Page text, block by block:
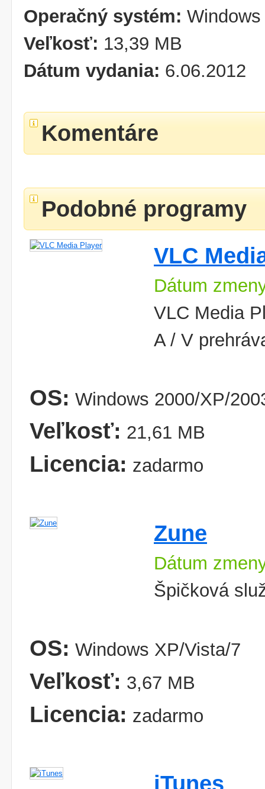
Operačný systém:
Veľkosť: 13,39 MB
Dátum vydania: 6.06.2012
Komentáre
Podobné programy
VLC
Dátum
VLC Media
A / V
OS: Windows 2000/XP/
Veľkosť: 21,61 MB
Licencia: zadarmo
Zune
Dátum
Špičková
OS: Windows XP/Vista/7
Veľkosť: 3,67 MB
Licencia: zadarmo
iTunes